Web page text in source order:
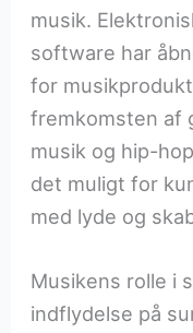
musik.
software har
for
fremkomsten af
musik og hip-
det muligt for
med lyde og
Musikens rolle i
indflydelse på